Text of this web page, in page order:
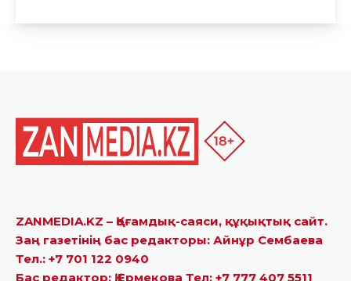
ZANMEDIA.KZ – Қоғамдық-саяси, құқықтық сайт.
Заң газетінің бас редакторы: Айнұр Сембаева
Тел.: +7 701 122 0940
Бас редактор: Қ.Ермекова Тел: +7 777 407 5511